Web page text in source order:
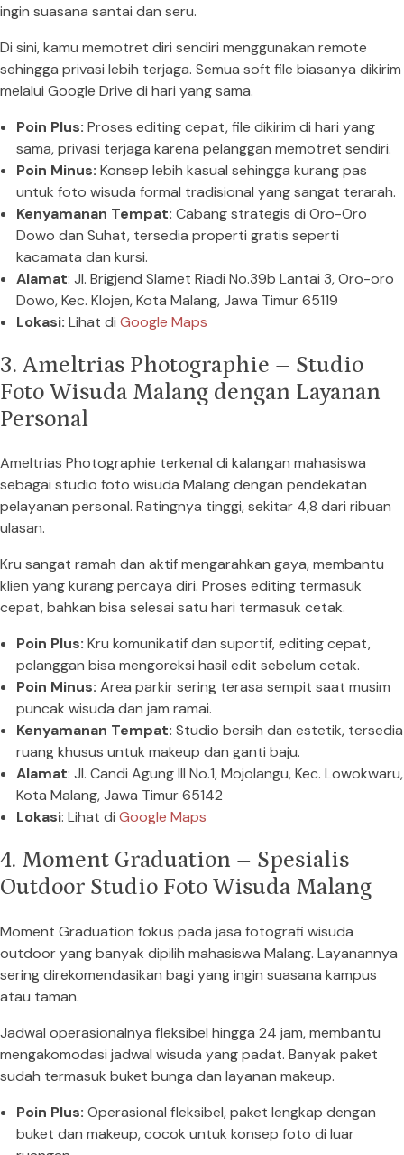
ingin suasana santai dan seru.
Di sini, kamu memotret diri sendiri menggunakan remote
sehingga privasi lebih terjaga. Semua soft file biasanya dikirim
melalui Google Drive di hari yang sama.
Poin Plus: Proses editing cepat, file dikirim di hari yang
sama, privasi terjaga karena pelanggan memotret sendiri.
Poin Minus: Konsep lebih kasual sehingga kurang pas
untuk foto wisuda formal tradisional yang sangat terarah.
Kenyamanan Tempat: Cabang strategis di Oro-Oro
Dowo dan Suhat, tersedia properti gratis seperti
kacamata dan kursi.
Alamat: Jl. Brigjend Slamet Riadi No.39b Lantai 3, Oro-oro
Dowo, Kec. Klojen, Kota Malang, Jawa Timur 65119
Lokasi: Lihat di Google Maps
3. Ameltrias Photographie – Studio
Foto Wisuda Malang dengan Layanan
Personal
Ameltrias Photographie terkenal di kalangan mahasiswa
sebagai studio foto wisuda Malang dengan pendekatan
pelayanan personal. Ratingnya tinggi, sekitar 4,8 dari ribuan
ulasan.
Kru sangat ramah dan aktif mengarahkan gaya, membantu
klien yang kurang percaya diri. Proses editing termasuk
cepat, bahkan bisa selesai satu hari termasuk cetak.
Poin Plus: Kru komunikatif dan suportif, editing cepat,
pelanggan bisa mengoreksi hasil edit sebelum cetak.
Poin Minus: Area parkir sering terasa sempit saat musim
puncak wisuda dan jam ramai.
Kenyamanan Tempat: Studio bersih dan estetik, tersedia
ruang khusus untuk makeup dan ganti baju.
Alamat: Jl. Candi Agung III No.1, Mojolangu, Kec. Lowokwaru,
Kota Malang, Jawa Timur 65142
Lokasi: Lihat di Google Maps
4. Moment Graduation – Spesialis
Outdoor Studio Foto Wisuda Malang
Moment Graduation fokus pada jasa fotografi wisuda
outdoor yang banyak dipilih mahasiswa Malang. Layanannya
sering direkomendasikan bagi yang ingin suasana kampus
atau taman.
Jadwal operasionalnya fleksibel hingga 24 jam, membantu
mengakomodasi jadwal wisuda yang padat. Banyak paket
sudah termasuk buket bunga dan layanan makeup.
Poin Plus: Operasional fleksibel, paket lengkap dengan
buket dan makeup, cocok untuk konsep foto di luar